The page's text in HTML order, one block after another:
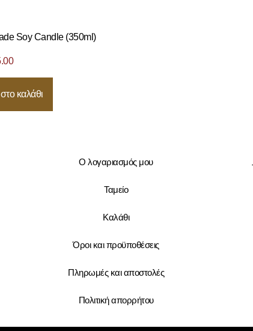
Soy Candle (350ml)
καλάθι
Ο λογαριασμός μου
Ταμείο
Καλάθι
Όροι και προϋποθέσεις
Πληρωμές και αποστολές
Πολιτική απορρήτου